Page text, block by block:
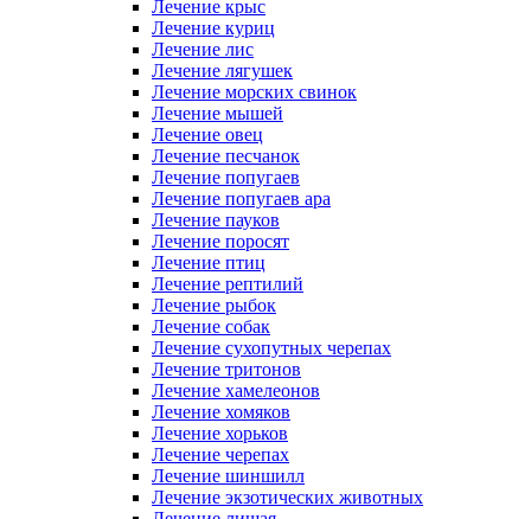
Лечение крыс
Лечение куриц
Лечение лис
Лечение лягушек
Лечение морских свинок
Лечение мышей
Лечение овец
Лечение песчанок
Лечение попугаев
Лечение попугаев ара
Лечение пауков
Лечение поросят
Лечение птиц
Лечение рептилий
Лечение рыбок
Лечение собак
Лечение сухопутных черепах
Лечение тритонов
Лечение хамелеонов
Лечение хомяков
Лечение хорьков
Лечение черепах
Лечение шиншилл
Лечение экзотических животных